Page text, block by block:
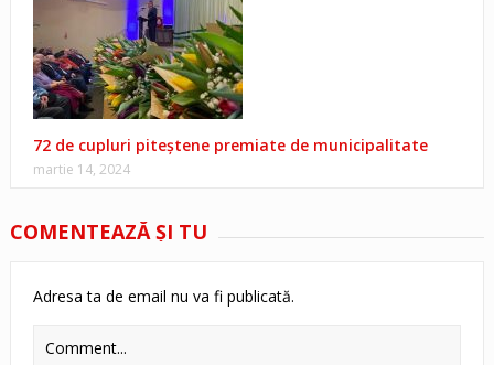
72 de cupluri piteștene premiate de municipalitate
martie 14, 2024
COMENTEAZĂ ŞI TU
Adresa ta de email nu va fi publicată.